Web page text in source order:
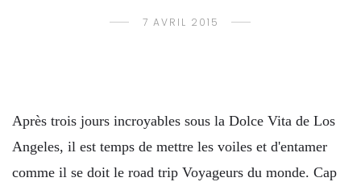
7 AVRIL 2015
Après trois jours incroyables sous la Dolce Vita de Los
Angeles, il est temps de mettre les voiles et d'entamer
comme il se doit le road trip Voyageurs du monde. Cap